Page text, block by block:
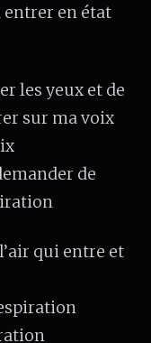
entrer en état
les yeux et de
sur ma voix
de
qui entre et